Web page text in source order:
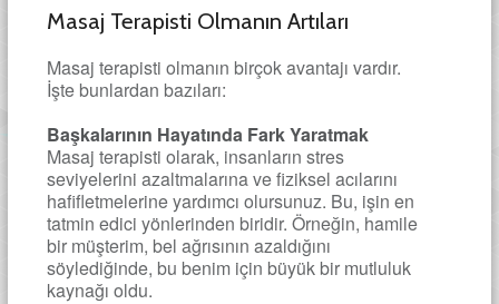
Masaj Terapisti Olmanın Artıları
Masaj terapisti olmanın birçok avantajı vardır.
İşte bunlardan bazıları:
Başkalarının Hayatında Fark Yaratmak
Masaj terapisti olarak, insanların stres
seviyelerini azaltmalarına ve fiziksel acılarını
hafifletmelerine yardımcı olursunuz. Bu, işin en
tatmin edici yönlerinden biridir. Örneğin, hamile
bir müşterim, bel ağrısının azaldığını
söylediğinde, bu benim için büyük bir mutluluk
kaynağı oldu.